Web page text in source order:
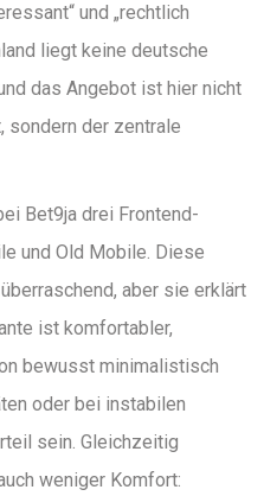
und „rechtlich
liegt keine deutsche
das Angebot ist hier nicht
sondern der zentrale
Bet9ja drei Frontend-
und Old Mobile. Diese
aber sie erklärt
ist komfortabler,
bewusst minimalistisch
oder bei instabilen
sein. Gleichzeitig
weniger Komfort: